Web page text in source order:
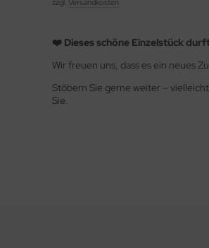
zzgl. Versandkosten
❤️ Dieses schöne Einzelstück
Wir freuen uns, dass es ein neues
Stöbern Sie gerne weiter –
Sie.